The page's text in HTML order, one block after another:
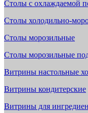
Столы с охлаждаемой
Столы холодильно-
Столы морозильные
Столы морозильные
Витрины настольные
Витрины кондитерские
Витрины для